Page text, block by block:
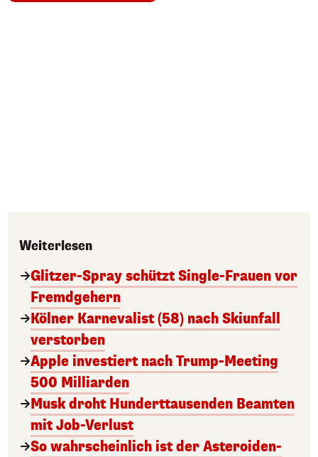
Weiterlesen
Glitzer-Spray schützt Single-Frauen vor
Fremdgehern
Kölner Karnevalist (58) nach Skiunfall
verstorben
Apple investiert nach Trump-Meeting
500 Milliarden
Musk droht Hunderttausenden Beamten
mit Job-Verlust
So wahrscheinlich ist der Asteroiden-